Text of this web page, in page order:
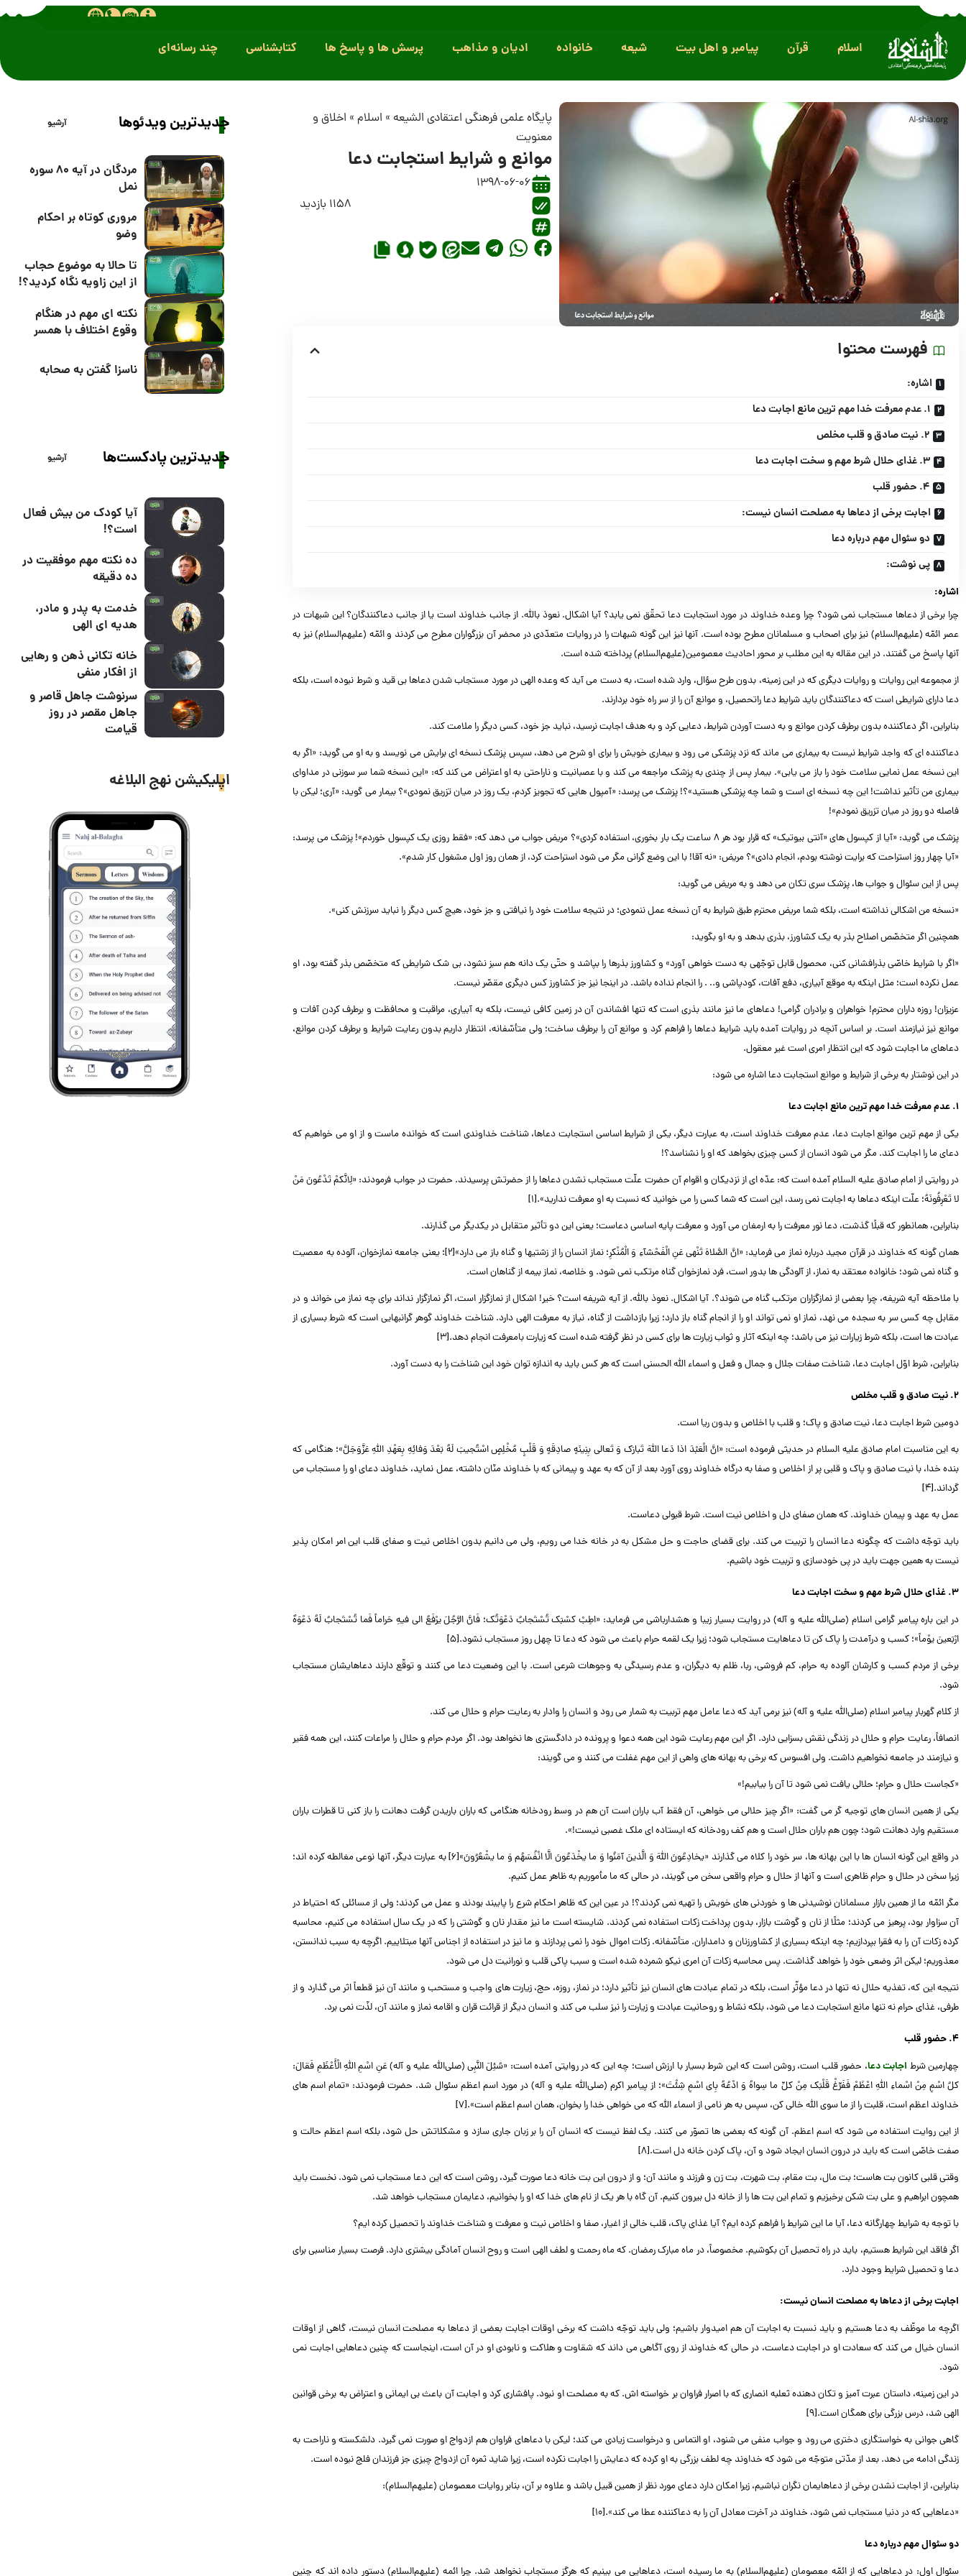
اسلام قرآن پیامبر و اهل بیت شیعه خانواده ادیان و مذاهب پرسش ها و پاسخ ها کتابشناسی چند رسانه‌ای
پایگاه علمی فرهنگی اعتقادی الشیعه » اسلام » اخلاق و
معنویت
موانع و شرایط استجابت دعا
1398-06-06
1158 بازدید
فهرست محتوا
اشاره:
۱. عدم معرفت خدا مهم ترین مانع اجابت دعا
۲. نیت صادق و قلب مخلص
۳. غذای حلال شرط مهم و سخت اجابت دعا
۴. حضور قلب
اجابت برخی از دعاها به مصلحت انسان نیست:
دو سئوال مهم درباره دعا
پی نوشت:
اشاره:
چرا برخی از دعاها مستجاب نمی شود؟ چرا وعده خداوند در مورد استجابت دعا تحقّق نمی یابد؟ آیا اشکال. نعوذ بالله. از جانب خداوند است یا از جانب دعاکنندگان؟ این شبهات در
عصر ائمّه (علیهم‌السلام) نیز برای اصحاب و مسلمانان مطرح بوده است. آنها نیز این گونه شبهات را در روایات متعدّدی در محضر آن بزرگواران مطرح می کردند و ائمّه (علیهم‌السلام) نیز به
آنها پاسخ می گفتند. در این مقاله به این مطلب بر محور احادیث معصومین(علیهم‌السلام) پرداخته شده است.
از مجموعه این روایات و روایات دیگری که در این زمینه، بدون طرح سؤال، وارد شده است، به دست می آید که وعده الهی در مورد مستجاب شدن دعاها بی قید و شرط نبوده است، بلکه
دعا دارای شرایطی است که دعاکنندگان باید شرایط دعا راتحصیل، و موانع آن را از سر راه خود بردارند.
بنابراین، اگر دعاکننده بدون برطرف کردن موانع و به دست آوردن شرایط، دعایی کرد و به هدف اجابت نرسید، نباید جز خود، کسی دیگر را ملامت کند.
دعاکننده ای که واجد شرایط نیست به بیماری می ماند که نزد پزشکی می رود و بیماری خویش را برای او شرح می دهد، سپس پزشک نسخه ای برایش می نویسد و به او می گوید: «اگر به
این نسخه عمل نمایی سلامت خود را باز می یابی». بیمار پس از چندی به پزشک مراجعه می کند و با عصبانیت و ناراحتی به او اعتراض می کند که: «این نسخه شما سر سوزنی در مداوای
بیماری من تأثیر نداشت! این چه نسخه ای است و شما چه پزشکی هستید»؟! پزشک می پرسد: «آمپول هایی که تجویز کردم، یک روز در میان تزریق نمودی»؟ بیمار می گوید: «آری؛ لیکن با
فاصله دو روز در میان تزریق نمودم»!
پزشک می گوید: «آیا از کپسول های «آنتی بیوتیک» که قرار بود هر ۸ ساعت یک بار بخوری، استفاده کردی»؟ مریض جواب می دهد که: «فقط روزی یک کپسول خوردم»! پزشک می پرسد:
«آیا چهار روز استراحت که برایت نوشته بودم، انجام دادی»؟ مریض: «نه آقا! با این وضع گرانی مگر می شود استراحت کرد، از همان روز اول مشغول کار شدم».
پس از این سئوال و جواب ها، پزشک سری تکان می دهد و به مریض می گوید:
«نسخه من اشکالی نداشته است، بلکه شما مریض محترم طبق شرایط به آن نسخه عمل ننمودی؛ در نتیجه سلامت خود را نیافتی و جز خود، هیچ کس دیگر را نباید سرزنش کنی».
همچنین اگر متخصّص اصلاح بذر به یک کشاورز، بذری بدهد و به او بگوید:
«اگر با شرایط خاصّی بذرافشانی کنی، محصول قابل توجّهی به دست خواهی آورد» و کشاورز بذرها را بپاشد و حتّی یک دانه هم سبز نشود، بی شک شرایطی که متخصّص بذر گفته بود، او
عمل نکرده است؛ مثل اینکه به موقع آبیاری، دفع آفات، کودپاشی و.. . را انجام نداده باشد. در اینجا نیز جز کشاورز کس دیگری مقصّر نیست.
عزیزان! روزه داران محترم! خواهران و برادران گرامی! دعاهای ما نیز مانند بذری است که تنها افشاندن آن در زمین کافی نیست، بلکه به آبیاری، مراقبت و محافظت و برطرف کردن آفات و
موانع نیز نیازمند است. بر اساس آنچه در روایات آمده باید شرایط دعاها را فراهم کرد و موانع آن را برطرف ساخت؛ ولی متأسّفانه، انتظار داریم بدون رعایت شرایط و برطرف کردن موانع،
دعاهای ما اجابت شود که این انتظار امری است غیر معقول.
در این نوشتار به برخی از شرایط و موانع استجابت دعا اشاره می شود:
۱. عدم معرفت خدا مهم ترین مانع اجابت دعا
یکی از مهم ترین موانع اجابت دعا، عدم معرفت خداوند است، به عبارت دیگر، یکی از شرایط اساسی استجابت دعاها، شناخت خداوندی است که خوانده ماست و از او می خواهیم که
دعای ما را اجابت کند. مگر می شود انسان از کسی چیزی بخواهد که او را نشناسد؟!
در روایتی از امام صادق علیه السلام آمده است که: عدّه ای از نزدیکان و اقوام آن حضرت علّت مستجاب نشدن دعاها را از حضرتش پرسیدند. حضرت در جواب فرمودند: «لِانَّکمْ تَدْعُونَ مَنْ
لا تَعْرِفُونَهُ؛ علّت اینکه دعاها به اجابت نمی رسد، این است که شما کسی را می خوانید که نسبت به او معرفت ندارید».[۱]
بنابراین، همانطور که قبلًا گذشت، دعا نور معرفت را به ارمغان می آورد و معرفت پایه اساسی دعاست؛ یعنی این دو تأثیر متقابل در یکدیگر می گذارند.
همان گونه که خداوند در قرآن مجید درباره نماز می فرماید: «انَّ الصَّلاهَ تَنْهی عَنِ الْفَحْشآءِ وَ الْمُنْکرِ؛ نماز انسان را از زشتیها و گناه باز می دارد»[۲]؛ یعنی جامعه نمازخوان، آلوده به معصیت
و گناه نمی شود؛ خانواده معتقد به نماز، از آلودگی ها بدور است، فرد نمازخوان گناه مرتکب نمی شود. و خلاصه، نماز بیمه از گناهان است.
با ملاحظه آیه شریفه، چرا بعضی از نمازگزاران مرتکب گناه می شوند؟. آیا اشکال. نعوذ بالله. از آیه شریفه است؟ خیر! اشکال از نمازگزار است، اگر نمازگزار نداند برای چه نماز می خواند و در
مقابل چه کسی سر به سجده می نهد، نماز او نمی تواند او را از انجام گناه باز دارد؛ زیرا بازداشت از گناه، نیاز به معرفت الهی دارد. شناخت خداوند گوهر گرانبهایی است که شرط بسیاری از
عبادت ها است، بلکه شرط زیارات نیز می باشد؛ چه اینکه آثار و ثواب زیارت ها برای کسی در نظر گرفته شده است که زیارت بامعرفت انجام دهد.[۳]
بنابراین، شرط اوّل اجابت دعا، شناخت صفات جلال و جمال و فعل و اسماء الله الحسنی است که هر کس باید به اندازه توان خود این شناخت را به دست آورد.
۲. نیت صادق و قلب مخلص
دومین شرط اجابت دعا، نیت صادق و پاک؛ و قلب با اخلاص و بدون ریا است.
به این مناسبت امام صادق علیه السلام در حدیثی فرموده است: «انَّ الْعَبْدَ اذا دَعا اللَّهَ تَبارَک وَ تَعالی بِنِینَهٍ صادِقَهٍ وَ قَلْبٍ مُخْلِصٍ اسْتُجیبَ لَهُ بَعْدَ وَفائِهِ بِعَهْدِ اللَّهِ عَزَّوَجَلَّ»؛ هنگامی که
بنده خدا، با نیت صادق و پاک و قلبی پر از اخلاص و صفا به درگاه خداوند روی آورد بعد از آن که به عهد و پیمانی که با خداوند منّان داشته، عمل نماید، خداوند دعای او را مستجاب می
گرداند.[۴]
عمل به عهد و پیمان خداوند. که همان صفای دل و اخلاص نیت است. شرط قبولی دعاست.
باید توجّه داشت که چگونه دعا انسان را تربیت می کند. برای قضای حاجت و حل مشکل به در خانه خدا می رویم، ولی می دانیم بدون اخلاص نیت و صفای قلب این امر امکان پذیر
نیست به همین جهت باید در پی خودسازی و تربیت خود باشیم.
۳. غذای حلال شرط مهم و سخت اجابت دعا
در این باره پیامبر گرامی اسلام (صلی‌الله علیه و آله) در روایت بسیار زیبا و هشدارباشی می فرماید: «اطِبْ کسْبَک تُسْتَجابُ دَعْوَتُک؛ فَانَّ الرَّجُلَ یرْفَعُ الی فیهِ حَراماً فَما تُسْتَجابُ لَهُ دَعْوَهٌ
ارْبَعینَ یوْماً»؛ کسب و درآمدت را پاک کن تا دعاهایت مستجاب شود؛ زیرا یک لقمه حرام باعث می شود که دعا تا چهل روز مستجاب نشود.[۵]
برخی از مردم کسب و کارشان آلوده به حرام، کم فروشی، ربا، ظلم به دیگران، و عدم رسیدگی به وجوهات شرعی است. با این وضعیت دعا می کنند و توقّع دارند دعاهایشان مستجاب
شود.
از کلام گهربار پیامبر اسلام (صلی‌الله علیه و آله) نیز برمی آید که دعا عامل مهم تربیت به شمار می رود و انسان را وادار به رعایت حرام و حلال می کند.
انصافاً، رعایت حرام و حلال در زندگی نقش بسزایی دارد. اگر این مهم رعایت شود این همه دعوا و پرونده در دادگستری ها نخواهد بود. اگر مردم حرام و حلال را مراعات کنند، این همه فقیر
و نیازمند در جامعه نخواهیم داشت. ولی افسوس که برخی به بهانه های واهی از این مهم غفلت می کنند و می گویند:
«کجاست حلال و حرام؛ حلالی یافت نمی شود تا آن را بیابیم!»
یکی از همین انسان های توجیه گر می گفت: «اگر چیز حلالی می خواهی، آن فقط آب باران است آن هم در وسط رودخانه هنگامی که باران باریدن گرفت دهانت را باز کنی تا قطرات باران
مستقیم وارد دهانت شود؛ چون هم باران حلال است و هم کف رودخانه که ایستاده ای ملک غصبی نیست!».
در واقع این گونه انسان ها با این بهانه ها، سر خود را کلاه می گذارند «یخادِعُونَ اللَّهَ وَ الَّذینَ آمَنُوا وَ ما یخْدَعُونَ الَّا انْفُسَهُم وَ ما یشْعُرُونَ»[۶] به عبارت دیگر، آنها نوعی مغالطه کرده اند؛
زیرا سخن در حلال و حرام ظاهری است و آنها از حلال و حرام واقعی سخن می گویند، در حالی که ما مأموریم به ظاهر عمل کنیم.
مگر ائمّه ما از همین بازار مسلمانان نوشیدنی ها و خوردنی های خویش را تهیه نمی کردند؟! در عین این که ظاهر احکام شرع را پایبند بودند و عمل می کردند؛ ولی از مسائلی که احتیاط در
آن سزاوار بود، پرهیز می کردند؛ مثلًا از نان و گوشت بازار، بدون پرداخت زکات استفاده نمی کردند. شایسته است ما نیز مقدار نان و گوشتی را که در یک سال استفاده می کنیم، محاسبه
کرده زکات آن را به فقرا بپردازیم؛ چه اینکه بسیاری از کشاورزنان و دامداران. متأسّفانه. زکات اموال خود را نمی پردازند و ما نیز در استفاده از اجناس آنها مبتلاییم. اگرچه به سبب ندانستن،
معذوریم؛ لیکن اثر وضعی خود را خواهد گذاشت. پس محاسبه زکات آن امری نیکو شمرده شده است و سبب پاکی قلب و نورانیت دل می شود.
نتیجه این که، تغذیه حلال نه تنها در دعا مؤثّر است، بلکه در تمام عبادت های انسان نیز تأثیر دارد؛ در نماز، روزه، حج، زیارت های واجب و مستحب و مانند آن نیز قطعاً اثر می گذارد و از
طرفی، غذای حرام نه تنها مانع استجابت دعا می شود، بلکه نشاط و روحانیت عبادت و زیارت را نیز سلب می کند و انسان دیگر از قرائت قران و اقامه نماز و مانند آن، لذّت نمی برد.
۴. حضور قلب
چهارمین شرط اجابت دعا، حضور قلب است، روشن است که این شرط بسیار با ارزش است؛ چه این که در روایتی آمده است: «سُئِلَ النَّبِی (صلی‌الله علیه و آله) عَنِ اسْمِ اللَّهِ الْأَعْظَمِ فَقالَ:
کلُ اسْمٍ مِنْ اسْماءِ اللَّهِ اعْظَمْ فَفَرِّغْ قَلْبَک مِنْ کلِّ ما سِواهُ وَ ادْعُهُ بِای اسْمٍ شِئْتَ»؛ از پیامبر اکرم (صلی‌الله علیه و آله) در مورد اسم اعظم سئوال شد. حضرت فرمودند: «تمام اسم های
خداوند اعظم است، قلبت را از ما سوی الله خالی کن، سپس به هر نامی از اسماء الله که می خواهی خدا را بخوان، همان اسم اعظم است».[۷]
از این روایت استفاده می شود که اسم اعظم. آن گونه که بعضی ها تصوّر می کنند. یک لفظ نیست که انسان آن را بر زبان جاری سازد و مشکلاتش حل شود، بلکه اسم اعظم حالت و
صفت خاصّی است که باید در درون انسان ایجاد شود و آن، پاک کردن خانه دل است.[۸]
وقتی قلبی کانون بت هاست؛ بت مال، بت مقام، بت شهرت، بت زن و فرزند و مانند آن؛ و از درون این بت خانه دعا صورت گیرد، روشن است که این دعا مستجاب نمی شود. نخست باید
همچون ابراهیم و علی بت شکن برخیزیم و تمام این بت ها را از خانه دل بیرون کنیم. آن گاه با هر یک از نام های خدا که او را بخوانیم، دعایمان مستجاب خواهد شد.
با توجه به شرایط چهارگانه دعا، آیا ما این شرایط را فراهم کرده ایم؟ آیا غذای پاک، قلب خالی از اغیار، صفا و اخلاص نیت و معرفت و شناخت خداوند را تحصیل کرده ایم؟
اگر فاقد این شرایط هستیم، باید در راه تحصیل آن بکوشیم. مخصوصاً، در ماه مبارک رمضان. که ماه رحمت و لطف الهی است و روح انسان آمادگی بیشتری دارد. فرصت بسیار مناسبی برای
دعا و تحصیل شرایط وجود دارد.
اجابت برخی از دعاها به مصلحت انسان نیست:
اگرچه ما موظّف به دعا هستیم و باید نسبت به اجابت آن هم امیدوار باشیم؛ ولی باید توجّه داشت که برخی اوقات اجابت بعضی از دعاها به مصلحت انسان نیست، گاهی از اوقات
انسان خیال می کند که سعادت او در اجابت دعاست، در حالی که خداوند از روی آگاهی می داند که شقاوت و هلاکت و نابودی او در آن است، اینجاست که چنین دعاهایی اجابت نمی
شود.
در این زمینه، داستان عبرت آمیز و تکان دهنده ثعلبه انصاری که با اصرار فراوان بر خواسته اش. که به مصلحت او نبود. پافشاری کرد و اجابت آن باعث بی ایمانی و اعتراض به برخی قوانین
الهی شد، درس بزرگی برای همگان است.[۹]
گاهی جوانی به خواستگاری دختری می رود و جواب منفی می شنود، او التماس و درخواست زیادی می کند؛ لیکن با دعاهای فراوان هم ازدواج او صورت نمی گیرد. دلشکسته و ناراحت به
زندگی ادامه می دهد. بعد از مدّتی متوجّه می شود که خداوند چه لطف بزرگی به او کرده که دعایش را اجابت نکرده است، زیرا شاید ثمره آن ازدواج چیزی جز فرزندان فلج نبوده است.
بنابراین، از اجابت نشدن برخی از دعاهایمان نگران نباشیم، زیرا امکان دارد دعای مورد نظر از همین قبیل باشد و علاوه بر آن، بنابر روایات معصومان (علیهم‌السلام):
«دعاهایی که در دنیا مستجاب نمی شود، خداوند در آخرت معادل آن را به دعاکننده عطا می کند».[۱۰]
دو سئوال مهم درباره دعا
سئوال اول: در دعاهایی که از ائمّه معصومان (علیهم‌السلام) به ما رسیده است، دعاهایی می بینیم که هرگز مستجاب نخواهد شد. چرا ائمه (علیهم‌السلام) دستور داده اند که چنین
جدیدترین ویدئوها آرشیو
مردگان در آیه 80 سوره
نمل
مروری کوتاه بر احکام
وضو
تا حالا به موضوع حجاب
از این زاویه نگاه کردید؟!
نکته ای مهم در هنگام
وقوع اختلاف با همسر
ناسزا گفتن به صحابه
جدیدترین پادکست‌ها آرشیو
آیا کودک من بیش فعال
است؟!
ده نکته مهم موفقیت در
ده دقیقه
خدمت به پدر و مادر،
هدیه ای الهی
خانه تکانی ذهن و رهایی
از افکار منفی
سرنوشت جاهل قاصر و
جاهل مقصر در روز
قیامت
اپلیکیشن نهج البلاغه